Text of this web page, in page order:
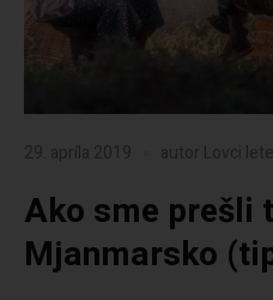
29. apríla 2019 autor Lovci
Ako sme prešli
Mjanmarsko